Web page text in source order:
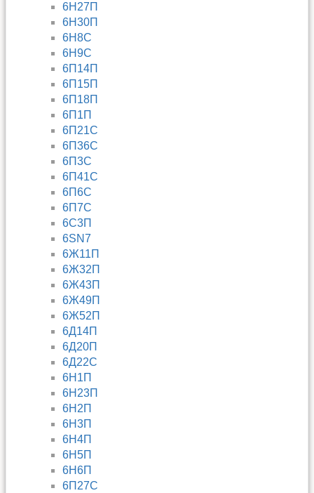
6Н27П
6Н30П
6Н8С
6Н9С
6П14П
6П15П
6П18П
6П1П
6П21С
6П36С
6П3С
6П41С
6П6С
6П7С
6С3П
6SN7
6Ж11П
6Ж32П
6Ж43П
6Ж49П
6Ж52П
6Д14П
6Д20П
6Д22С
6Н1П
6Н23П
6Н2П
6Н3П
6Н4П
6Н5П
6Н6П
6П27С